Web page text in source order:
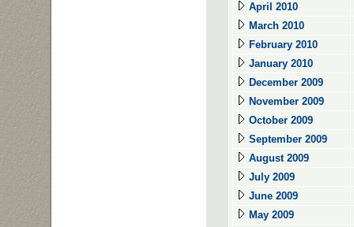
April 2010
March 2010
February 2010
January 2010
December 2009
November 2009
October 2009
September 2009
August 2009
July 2009
June 2009
May 2009